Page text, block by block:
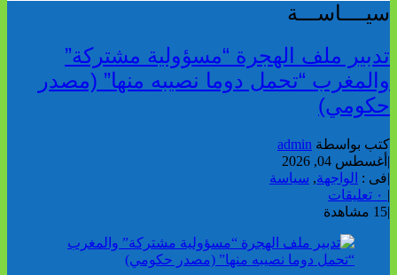
سيــــاســـة
تدبير ملف الهجرة “مسؤولية مشتركة”
والمغرب “تحمل دوما نصيبه منها” (مصدر
حكومي)
كتب بواسطة admin
| أغسطس 04, 2026
|فى : الواجهة, سياسة
|
|15 مشاهدة